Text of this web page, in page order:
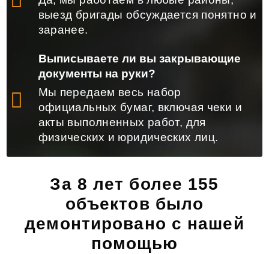
выезд бригады обсуждается понятно и
заранее.
Выписываете ли вы закрывающие
документы на руки?
Мы передаем весь набор
официальных бумаг, включая чеки и
акты выполненных работ, для
физических и юридических лиц.
За 8 лет более 155
объектов было
демонтировано с нашей
помощью